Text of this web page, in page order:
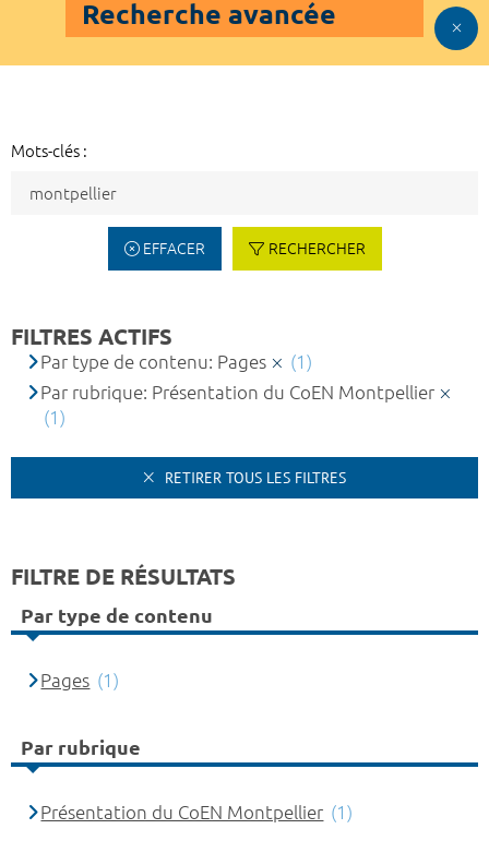
Recherche avancée
Mots-clés :
EFFACER RECHERCHER
FILTRES ACTIFS
Par type de contenu: Pages
(1)
Par rubrique: Présentation du CoEN Montpellier
(1)
RETIRER TOUS LES FILTRES
FILTRE DE RÉSULTATS
Par type de contenu
Pages (1)
Par rubrique
Présentation du CoEN Montpellier (1)